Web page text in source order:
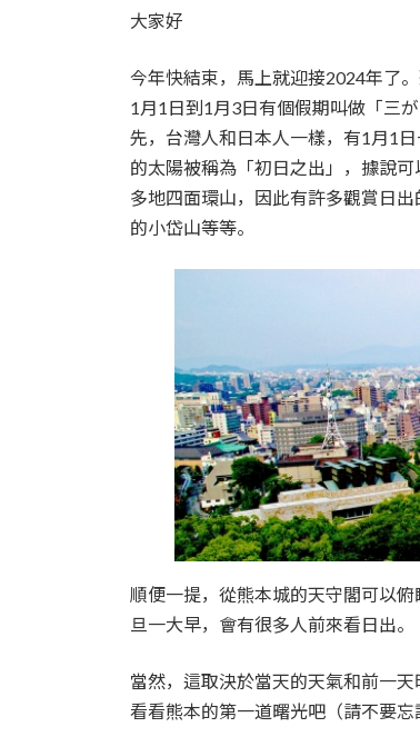
大家好
今年快結束，馬上就迎接2024年了
1月1日到1月3日有個假期叫做「三
先，台灣人和日本人一樣，有1月1
的太陽被稱為「初日之出」，據說
多地四面環山，因此有許多觀賞日
的小岱山等等。
順便一提，從熊本城的天守閣可以
旦一大早，會有很多人前來看日出。
當然，這取決於當天的天氣和前一
看看熊本的第一道曙光吧（請不要忘